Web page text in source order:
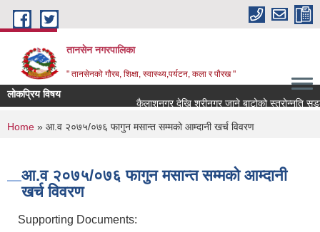
Skip to main content
तानसेन नगरपालिका
" तानसेनको गौरब, शिक्षा, स्वास्थ्य,पर्यटन, कला र पौरख "
लोकप्रिय विषय
You are here
Home » आ.व २०७५/०७६ फागुन मसान्त सम्मको आम्दानी खर्च विवरण
आ.व २०७५/०७६ फागुन मसान्त सम्मको आम्दानी
खर्च विवरण
Supporting Documents: